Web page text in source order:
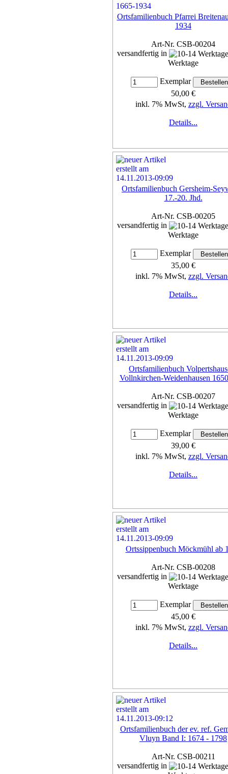
Ortsfamilienbuch Pfarrei
1934
Art-Nr. CSB-00204
versandfertig in
Werktage
Exemplar
50,00 €
inkl. 7% MwSt, zzgl.
Details...
Ortsfamilienbuch Gersheim-
17.-20. Jhd.
Art-Nr. CSB-00205
versandfertig in
Werktage
Exemplar
35,00 €
inkl. 7% MwSt, zzgl.
Details...
Ortsfamilienbuch
Vollnkirchen-Weidenhausen
Art-Nr. CSB-00207
versandfertig in
Werktage
Exemplar
39,00 €
inkl. 7% MwSt, zzgl.
Details...
Ortssippenbuch Möckmühl ab
Art-Nr. CSB-00208
versandfertig in
Werktage
Exemplar
45,00 €
inkl. 7% MwSt, zzgl.
Details...
Ortsfamilienbuch der ev. ref.
Vluyn Band I: 1674 - 1798
Art-Nr. CSB-00211
versandfertig in